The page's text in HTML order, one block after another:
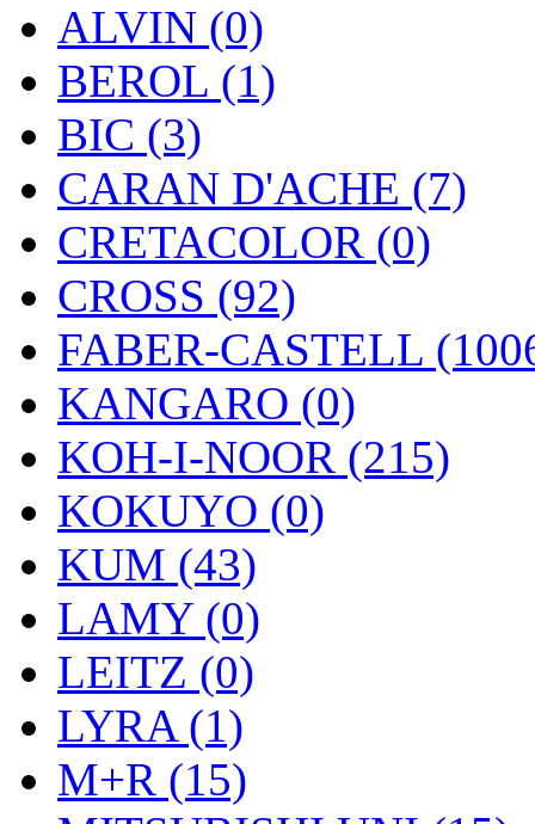
ALVIN (0)
BEROL (1)
BIC (3)
CARAN D'ACHE (7)
CRETACOLOR (0)
CROSS (92)
FABER-CASTELL
KANGARO (0)
KOH-I-NOOR (215)
KOKUYO (0)
KUM (43)
LAMY (0)
LEITZ (0)
LYRA (1)
M+R (15)